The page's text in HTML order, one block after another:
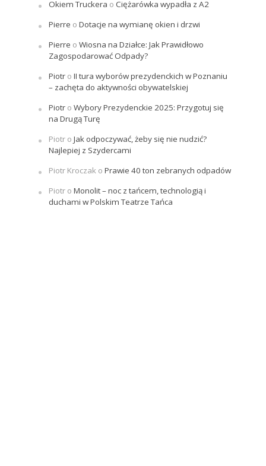
Okiem Truckera o Ciężarówka wypadła z A2
Pierre o Dotacje na wymianę okien i drzwi
Pierre o Wiosna na Działce: Jak Prawidłowo
Zagospodarować Odpady?
Piotro II tura wyborów prezydenckich w Poznaniu
– zachęta do aktywności obywatelskiej
Piotro Wybory Prezydenckie 2025: Przygotuj się
na Drugą Turę
Piotro Jak odpoczywać, żeby się nie nudzić?
Najlepiej z Szydercami
Piotr Kroczako Prawie 40 ton zebranych odpadów
Piotro Monolit – noc z tańcem, technologią i
duchami w Polskim Teatrze Tańca